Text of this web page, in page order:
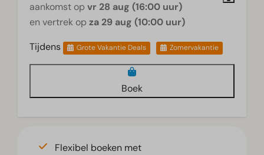
aankomst op vr 28 aug (16:00 uur)
en vertrek op za 29 aug (10:00 uur)
Tijdens
Grote Vakantie Deals Zomervakantie
Boek
Flexibel boeken met